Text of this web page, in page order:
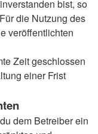
bist, so
die Nutzung des
veröffentlichten
Zeit geschlossen
einer Frist
dem Betreiber ein